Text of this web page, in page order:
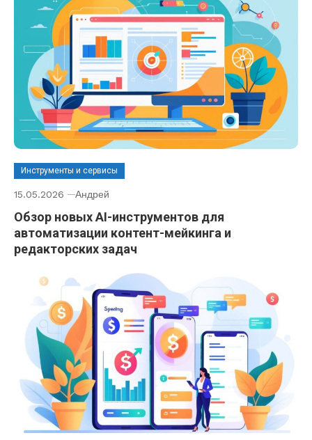
Инструменты и сервисы
15.05.2026 Андрей
Обзор новых AI-инструментов для
автоматизации контент-мейкинга и
редакторских задач